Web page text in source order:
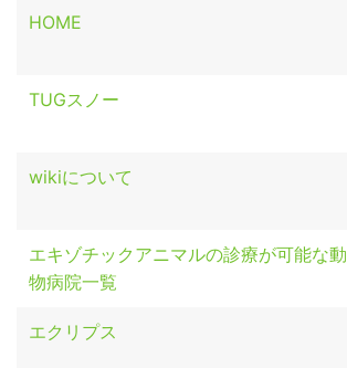
HOME
TUGスノー
wikiについて
エキゾチックアニマルの診療が可能な動
物病院一覧
エクリプス